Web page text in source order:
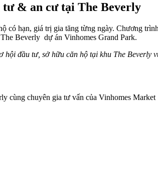
& an cư tại The Beverly
có hạn, giá trị gia tăng từng ngày. Chương
Beverly dự án Vinhomes Grand Park.
hội đầu tư, sở hữu căn hộ tại khu The
cùng chuyên gia tư vấn của Vinhomes Market